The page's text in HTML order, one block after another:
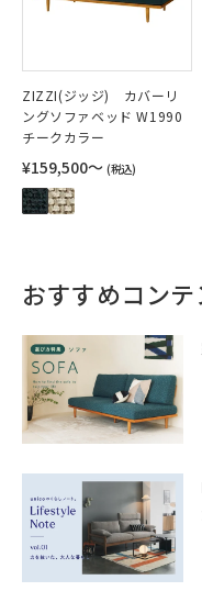
ZIZZI(ジッジ) カバーリ
ングソファベッド W1990
チークカラー
¥159,500〜 (税込)
おすすめコンテ